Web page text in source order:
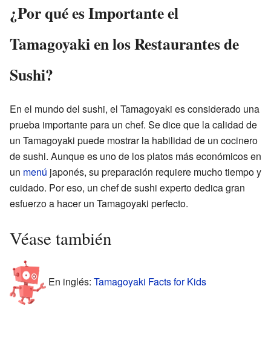
¿Por qué es Importante el
Tamagoyaki en los Restaurantes de
Sushi?
En el mundo del sushi, el Tamagoyaki es considerado una
prueba importante para un chef. Se dice que la calidad de
un Tamagoyaki puede mostrar la habilidad de un cocinero
de sushi. Aunque es uno de los platos más económicos en
un menú japonés, su preparación requiere mucho tiempo y
cuidado. Por eso, un chef de sushi experto dedica gran
esfuerzo a hacer un Tamagoyaki perfecto.
Véase también
En inglés: Tamagoyaki Facts for Kids